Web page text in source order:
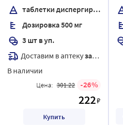
таблетки диспергируемые
Дозировка 500 мг
3 шт в уп.
Доставим в аптекузавтра
В наличии
Цена: 301.22 26
222₽
Купить